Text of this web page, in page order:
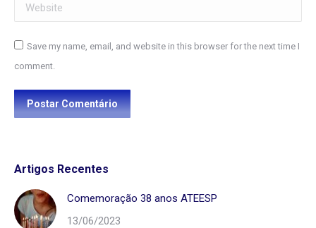
Website
Save my name, email, and website in this browser for the next time I
comment.
Postar Comentário
Artigos Recentes
Comemoração 38 anos ATEESP
13/06/2023